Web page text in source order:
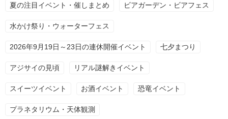
夏の注目イベント・催しまとめ ビアガーデン・ビアフェス
水かけ祭り・ウォーターフェス
2026年9月19日～23日の連休開催イベント 七夕まつり
アジサイの見頃 リアル謎解きイベント
スイーツイベント お酒イベント 恐竜イベント
プラネタリウム・天体観測